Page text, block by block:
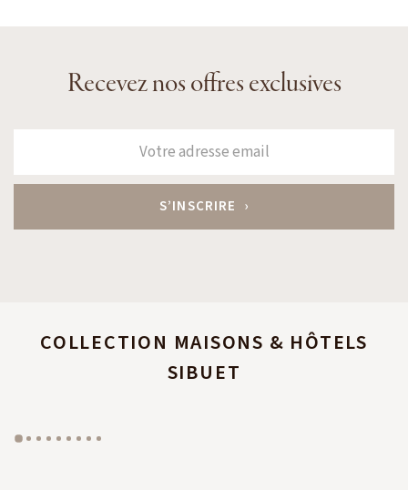
Recevez nos offres exclusives
COLLECTION MAISONS & HÔTELS
SIBUET